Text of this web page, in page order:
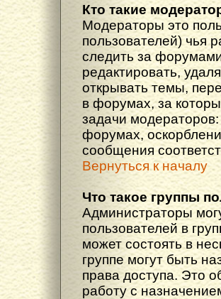
Кто такие
Модераторы это
пользователей) чья
следить за
редактировать,
открывать темы,
в форумах, за
задачи
форумах,
сообщения
Вернуться к началу
Что такое группы
Администраторы
пользователей в
может состоять в
группе могут быть
права доступа. Это
работу с